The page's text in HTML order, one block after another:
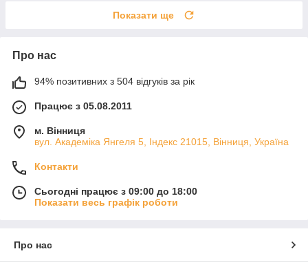
Показати ще
Про нас
94% позитивних з 504 відгуків за рік
Працює з 05.08.2011
м. Вінниця
вул. Академіка Янгеля 5, Індекс 21015, Вінниця, Україна
Контакти
Сьогодні працює з 09:00 до 18:00
Показати весь графік роботи
Про нас